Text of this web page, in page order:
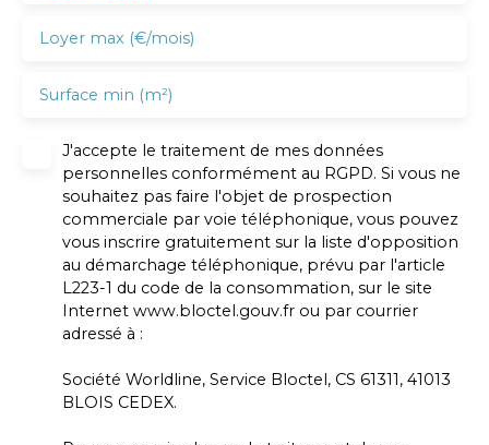
Loyer max (€/mois)
Surface min (m²)
J'accepte le traitement de mes données
personnelles conformément au RGPD. Si vous ne
souhaitez pas faire l'objet de prospection
commerciale par voie téléphonique, vous pouvez
vous inscrire gratuitement sur la liste d'opposition
au démarchage téléphonique, prévu par l'article
L223-1 du code de la consommation, sur le site
Internet www.bloctel.gouv.fr ou par courrier
adressé à :
Société Worldline, Service Bloctel, CS 61311, 41013
BLOIS CEDEX.